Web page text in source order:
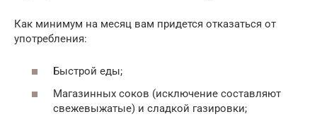
Как минимум на месяц вам придется отказаться от
употребления:
Быстрой еды;
Магазинных соков (исключение составляют
свежевыжатые) и сладкой газировки;